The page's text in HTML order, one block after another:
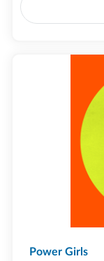
Power Girls